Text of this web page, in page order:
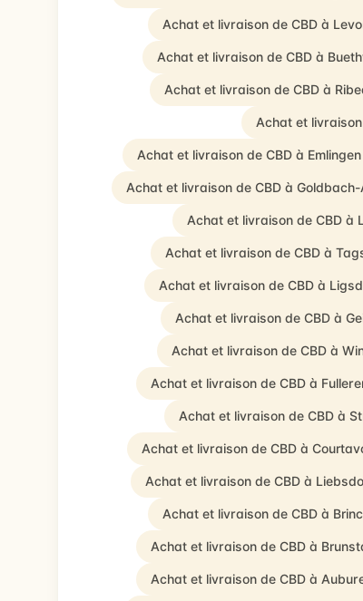
Achat et livraison de CBD à
Achat et livraison de CBD à
Achat et livraison de CBD à
Achat et
Achat et livraison de CBD à
Achat et livraison de CBD à
Achat et livraison de CBD à
Achat et livraison de CBD à
Achat et livraison de CBD à
Achat et livraison de CBD à
Achat et livraison de CBD à
Achat et livraison de CBD à
Achat et livraison de CBD à
Achat et livraison de CBD à
Achat et livraison de CBD à
Achat et livraison de CBD à
Achat et livraison de CBD à
Achat et livraison de CBD à